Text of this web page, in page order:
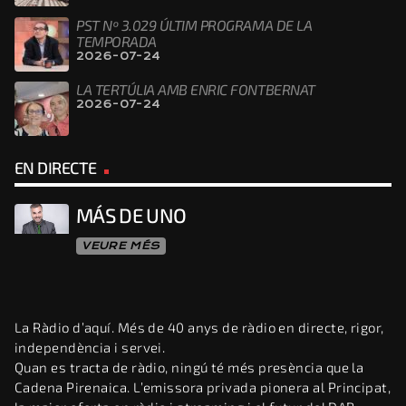
PST Nº 3.029 ÚLTIM PROGRAMA DE LA
TEMPORADA
2026-07-24
LA TERTÚLIA AMB ENRIC FONTBERNAT
2026-07-24
EN DIRECTE
MÁS DE UNO
VEURE MÉS
La Ràdio d’aquí. Més de 40 anys de ràdio en directe, rigor,
independència i servei.
Quan es tracta de ràdio, ningú té més presència que la
Cadena Pirenaica. L’emissora privada pionera al Principat,